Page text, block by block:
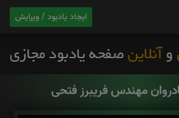
ایجاد یادبود / ویرایش
مهندس فریبرز فتحی